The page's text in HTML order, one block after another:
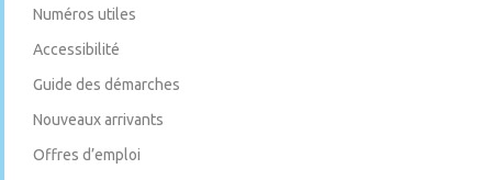
Numéros utiles
Accessibilité
Guide des démarches
Nouveaux arrivants
Offres d’emploi